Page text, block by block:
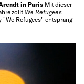
in Paris Mit dieser
zollt We Refugees
"We Refugees" entsprang